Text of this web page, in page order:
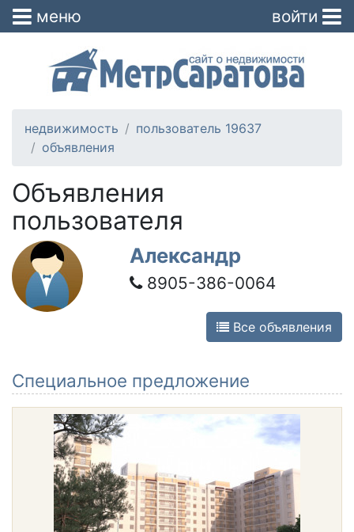
войти
меню
недвижимость
пользователь 19637
объявления
Объявления
пользователя
Александр
8905-386-0064
Все объявления
Cпециальное предложение